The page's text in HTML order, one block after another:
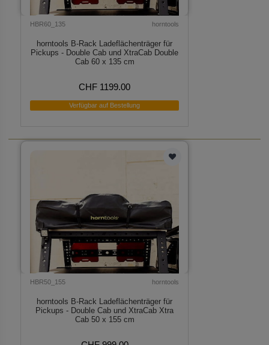
HBR60_135 horntools
horntools B-Rack Ladeflächenträger für
Pickups - Double Cab und XtraCab Double
Cab 60 x 135 cm
CHF 1199.00
Verfügbar auf Bestellung
HBR50_155 horntools
horntools B-Rack Ladeflächenträger für
Pickups - Double Cab und XtraCab Xtra
Cab 50 x 155 cm